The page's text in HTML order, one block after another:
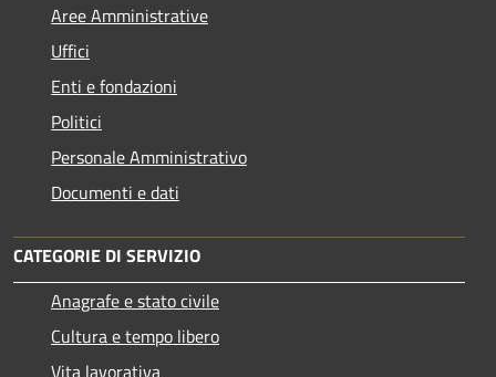
Aree Amministrative
Uffici
Enti e fondazioni
Politici
Personale Amministrativo
Documenti e dati
CATEGORIE DI SERVIZIO
Anagrafe e stato civile
Cultura e tempo libero
Vita lavorativa